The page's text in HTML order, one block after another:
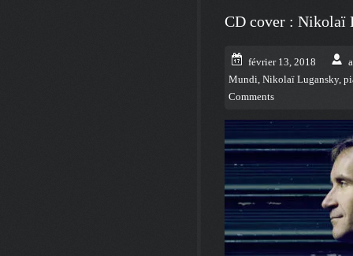
CD cover : Nikolaï
février 13, 2018
Mundi, Nikolaï Lugansky,
Comments